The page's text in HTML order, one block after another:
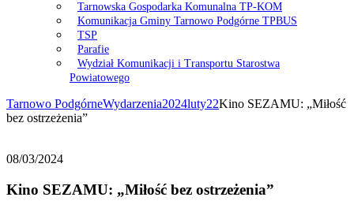
Tarnowska Gospodarka Komunalna TP-KOM
Komunikacja Gminy Tarnowo Podgórne TPBUS
TSP
Parafie
Wydział Komunikacji i Transportu Starostwa
Powiatowego
Tarnowo PodgórneWydarzenia2024luty22Kino SEZAMU: „Miłość
bez ostrzeżenia”
08/03/2024
Kino SEZAMU: „Miłość bez ostrzeżenia”